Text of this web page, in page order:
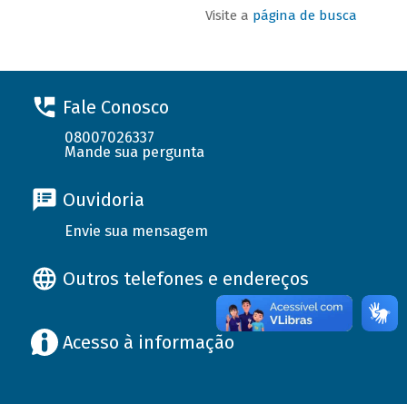
Visite a página de busca
Fale Conosco
08007026337
Mande sua pergunta
Ouvidoria
Envie sua mensagem
Outros telefones e endereços
Acesso à informação